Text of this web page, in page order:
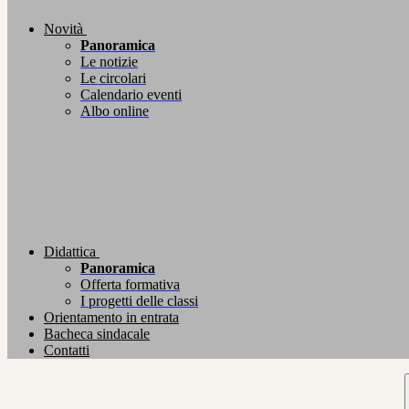
Novità
Panoramica
Le notizie
Le circolari
Calendario eventi
Albo online
Didattica
Panoramica
Offerta formativa
I progetti delle classi
Orientamento in entrata
Bacheca sindacale
Contatti